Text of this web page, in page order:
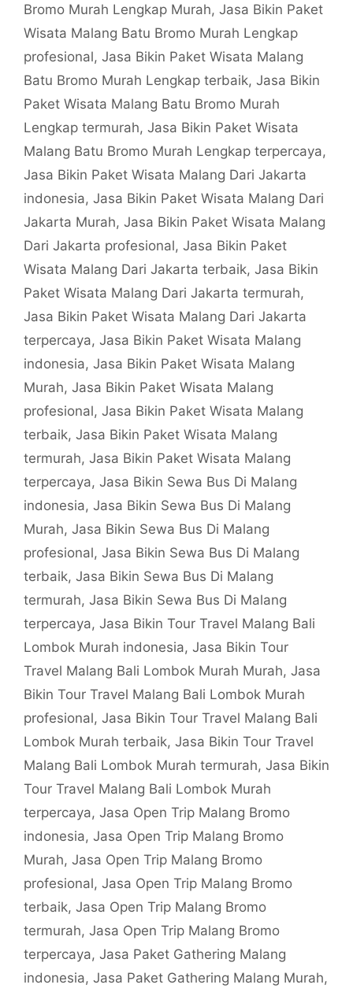
Bromo Murah Lengkap Murah, Jasa Bikin Paket
Wisata Malang Batu Bromo Murah Lengkap
profesional, Jasa Bikin Paket Wisata Malang
Batu Bromo Murah Lengkap terbaik, Jasa Bikin
Paket Wisata Malang Batu Bromo Murah
Lengkap termurah, Jasa Bikin Paket Wisata
Malang Batu Bromo Murah Lengkap terpercaya,
Jasa Bikin Paket Wisata Malang Dari Jakarta
indonesia, Jasa Bikin Paket Wisata Malang Dari
Jakarta Murah, Jasa Bikin Paket Wisata Malang
Dari Jakarta profesional, Jasa Bikin Paket
Wisata Malang Dari Jakarta terbaik, Jasa Bikin
Paket Wisata Malang Dari Jakarta termurah,
Jasa Bikin Paket Wisata Malang Dari Jakarta
terpercaya, Jasa Bikin Paket Wisata Malang
indonesia, Jasa Bikin Paket Wisata Malang
Murah, Jasa Bikin Paket Wisata Malang
profesional, Jasa Bikin Paket Wisata Malang
terbaik, Jasa Bikin Paket Wisata Malang
termurah, Jasa Bikin Paket Wisata Malang
terpercaya, Jasa Bikin Sewa Bus Di Malang
indonesia, Jasa Bikin Sewa Bus Di Malang
Murah, Jasa Bikin Sewa Bus Di Malang
profesional, Jasa Bikin Sewa Bus Di Malang
terbaik, Jasa Bikin Sewa Bus Di Malang
termurah, Jasa Bikin Sewa Bus Di Malang
terpercaya, Jasa Bikin Tour Travel Malang Bali
Lombok Murah indonesia, Jasa Bikin Tour
Travel Malang Bali Lombok Murah Murah, Jasa
Bikin Tour Travel Malang Bali Lombok Murah
profesional, Jasa Bikin Tour Travel Malang Bali
Lombok Murah terbaik, Jasa Bikin Tour Travel
Malang Bali Lombok Murah termurah, Jasa Bikin
Tour Travel Malang Bali Lombok Murah
terpercaya, Jasa Open Trip Malang Bromo
indonesia, Jasa Open Trip Malang Bromo
Murah, Jasa Open Trip Malang Bromo
profesional, Jasa Open Trip Malang Bromo
terbaik, Jasa Open Trip Malang Bromo
termurah, Jasa Open Trip Malang Bromo
terpercaya, Jasa Paket Gathering Malang
indonesia, Jasa Paket Gathering Malang Murah,